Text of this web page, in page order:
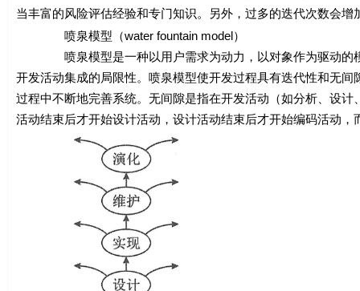
当丰富的风险评估经验和专门知识。另外，过多的迭代次数会增
喷泉模型（water fountain model）
喷泉模型是一种以用户需求为动力，以对象作为驱动的模
开发活动集成的局限性。喷泉模型使开发过程具有迭代性和无
过程中不断地完善系统。无间隙是指在开发活动（如分析、设
活动结束后才开始设计活动，设计活动结束后才开始编码活动